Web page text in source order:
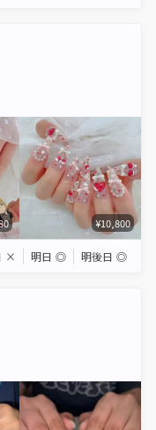
¥10,800
× 明日 ◎ 明後日 ◎